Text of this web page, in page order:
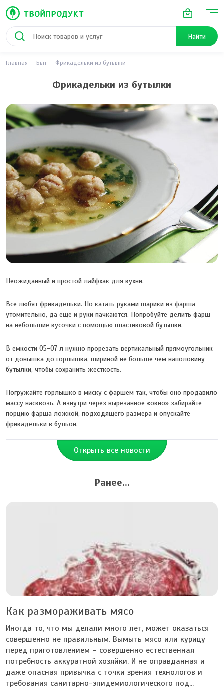
Найти
Главная Быт Фрикадельки из бутылки
Фрикадельки из бутылки
Неожиданный и простой лайфхак для кухни.
Все любят фрикадельки. Но катать руками шарики из фарша
утомительно, да еще и руки пачкаются. Попробуйте делить фарш
на небольшие кусочки с помощью пластиковой бутылки.
В емкости 05-07 л нужно прорезать вертикальный прямоугольник
от донышка до горлышка, шириной не больше чем наполовину
бутылки, чтобы сохранить жесткость.
Погружайте горлышко в миску с фаршем так, чтобы оно продавило
массу насквозь. А изнутри через вырезанное «окно» забирайте
порцию фарша ложкой, подходящего размера и опускайте
фрикадельки в бульон.
Открыть все новости
Ранее...
Как размораживать мясо
Иногда то, что мы делали много лет, может оказаться
совершенно не правильным. Вымыть мясо или курицу
перед приготовлением – совершенно естественная
потребность аккуратной хозяйки. И не оправданная и
даже опасная привычка с точки зрения технологов и
требования санитарно-эпидемиологического под...